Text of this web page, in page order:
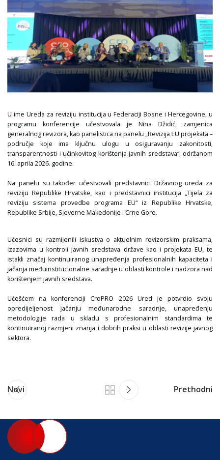
U ime Ureda za reviziju institucija u Federaciji Bosne i Hercegovine, u
programu konferencije učestvovala je Nina Džidić, zamjenica
generalnog revizora, kao panelistica na panelu „Revizija EU projekata –
područje koje ima ključnu ulogu u osiguravanju zakonitosti,
transparentnosti i učinkovitog korištenja javnih sredstava“, održanom
16. aprila 2026. godine.
Na panelu su također učestvovali predstavnici Državnog ureda za
reviziju Republike Hrvatske, kao i predstavnici institucija „Tijela za
reviziju sistema provedbe programa EU“ iz Republike Hrvatske,
Republike Srbije, Sjeverne Makedonije i Crne Gore.
Učesnici su razmijenili iskustva o aktuelnim revizorskim praksama,
izazovima u kontroli javnih sredstava države kao i projekata EU, te
istakli značaj kontinuiranog unapređenja profesionalnih kapaciteta i
jačanja međuinstitucionalne saradnje u oblasti kontrole i nadzora nad
korištenjem javnih sredstava.
Učešćem na konferenciji CroPRO 2026 Ured je potvrdio svoju
opredijeljenost jačanju međunarodne saradnje, unapređenju
metodologije rada u skladu s profesionalnim standardima te
kontinuiranoj razmjeni znanja i dobrih praksi u oblasti revizije javnog
sektora.
Novi Prethodni